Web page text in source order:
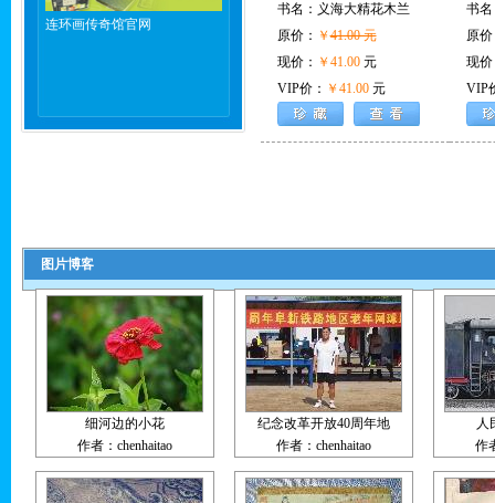
连环画传奇馆官网
书名： 义海大精花木兰
原价： ￥41.00 元
现价： ￥41.00元
VIP价： ￥41.00元
书名
原
现价
VIP
图片博客
细河边的小花
作者：chenhaitao
纪念改革开放40周年地
作者：chenhaitao
人
作